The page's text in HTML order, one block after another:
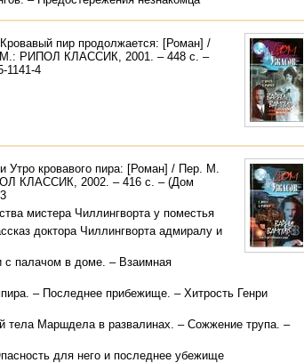
пир продолжается: [Роман] /
РИПОЛ КЛАССИК, 2001. – 448 с. –
1141-4
Утро кровавого пира: [Роман] / Пер. М.
КЛАССИК, 2002. – 416 с. – (Дом
мистера Чиллингворта у поместья
доктора Чиллингворта адмиралу и
с палачом в доме. – Взаимная
– Последнее прибежище. – Хитрость Генри
тела Маршдела в развалинах. – Сожжение трупа. –
для него и последнее убежище